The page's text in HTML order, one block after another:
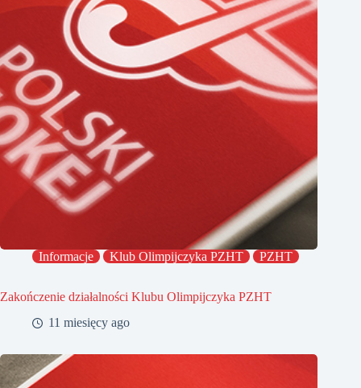
Informacje Klub Olimpijczyka PZHT PZHT
Zakończenie działalności Klubu Olimpijczyka PZHT
11 miesięcy ago